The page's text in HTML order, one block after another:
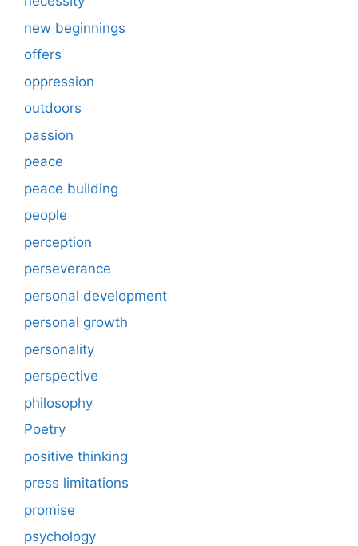
new beginnings
offers
oppression
outdoors
passion
peace
peace building
people
perception
perseverance
personal development
personal growth
personality
perspective
philosophy
Poetry
positive thinking
press limitations
promise
psychology